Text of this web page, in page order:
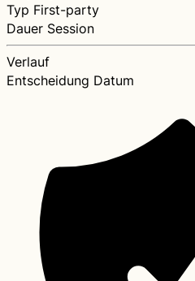
Typ First-party
Dauer Session
Verlauf
Entscheidung Datum